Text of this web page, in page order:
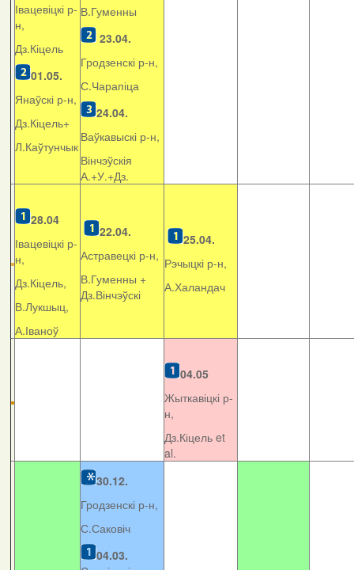
Івацевіцкі р-
н,
Дз.Кіцель
01.05.
Янаўскі р-н,
Дз.Кіцель+
Л.Каўтунчык
В.Гуменны
23.04.
Гродзенскі р-н,
С.Чарапіца
24.04.
Ваўкавыскі р-н,
Вінчэўскія
А.+У.+Дз.
28.04
Івацевіцкі р-
н,
Дз.Кіцель,
В.Лукшыц,
А.Іваноў
22.04.
Астравецкі р-н,
В.Гуменны +
Дз.Вінчэўскі
25.04.
Рэчыцкі р-н,
А.Халандач
04.05
Жыткавіцкі р-
н,
Дз.Кіцель et
al.
30.12.
Гродзенскі р-н,
С.Саковіч
04.03.